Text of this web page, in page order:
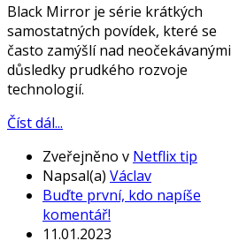
Black Mirror je série krátkých
samostatných povídek, které se
často zamýšlí nad neočekávanými
důsledky prudkého rozvoje
technologií.
Číst dál...
Zveřejněno v Netflix tip
Napsal(a) Václav
Buďte první, kdo napíše
komentář!
11.01.2023